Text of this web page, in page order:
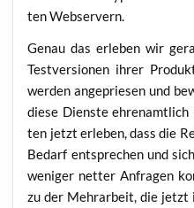
ten Webservern.
Genau das erle­ben wir
Test­ver­sio­nen ihrer
wer­den ange­prie­sen und
die­se Diens­te
ten jetzt erle­ben, dass die
Bedarf ent­spre­chen und
weni­ger net­ter Anfra­gen
zu der Mehr­ar­beit, die jetzt